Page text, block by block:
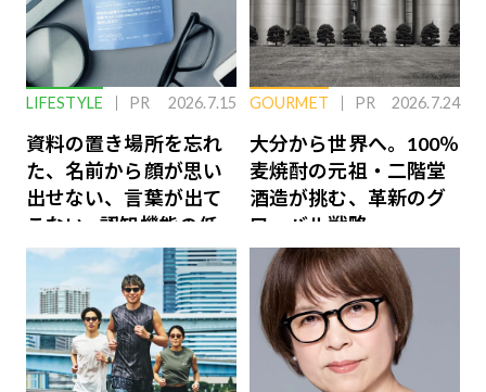
LIFESTYLE PR 2026.7.15
資料の置き場所を忘れ
た、名前から顔が思い
出せない、言葉が出て
こない…認知機能の低
下を救う、脳のインナ
ーケアとは
GOURMET PR 2026.7.24
大分から世界へ。100％
麦焼酎の元祖・二階堂
酒造が挑む、革新のグ
ローバル戦略